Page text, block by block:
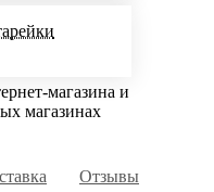
магазина и
магазинах
Отзывы